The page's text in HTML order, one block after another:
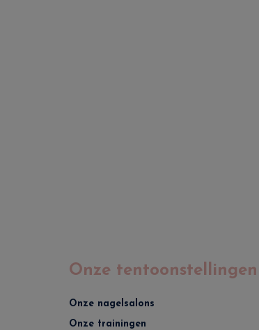
Onze tentoonstellingen
Onze nagelsalons
Onze trainingen